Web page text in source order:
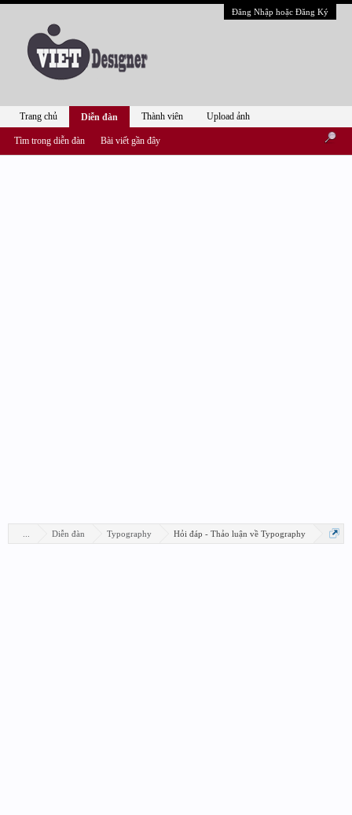
Đăng Nhập hoặc Đăng Ký
Diễn đàn Typography Hỏi đáp - Thảo luận về Typography
Trang chủ Diễn đàn
Tìm trong diễn đàn Bài viết gần đây
Thành viên Upload ảnh